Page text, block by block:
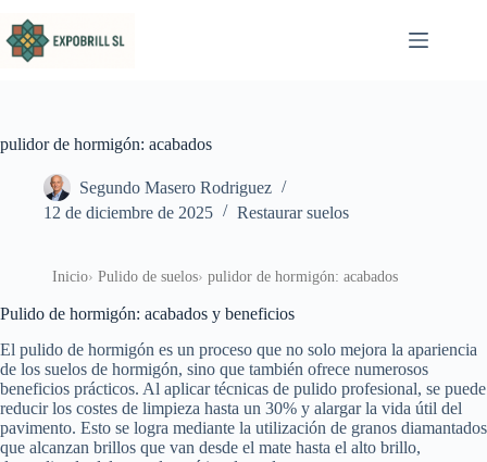
pulidor de hormigón: acabados
Segundo Masero Rodriguez
12 de diciembre de 2025
Restaurar suelos
Inicio Pulido de suelos pulidor de hormigón: acabados
Pulido de hormigón: acabados y beneficios
El pulido de hormigón es un proceso que no solo mejora la apariencia
de los suelos de hormigón, sino que también ofrece numerosos
beneficios prácticos. Al aplicar técnicas de pulido profesional, se puede
reducir los costes de limpieza hasta un 30% y alargar la vida útil del
pavimento. Esto se logra mediante la utilización de granos diamantados
que alcanzan brillos que van desde el mate hasta el alto brillo,